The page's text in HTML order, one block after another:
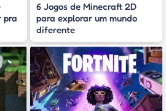
pra
6 Jogos de Minecraft 2D
para explorar um mundo
diferente